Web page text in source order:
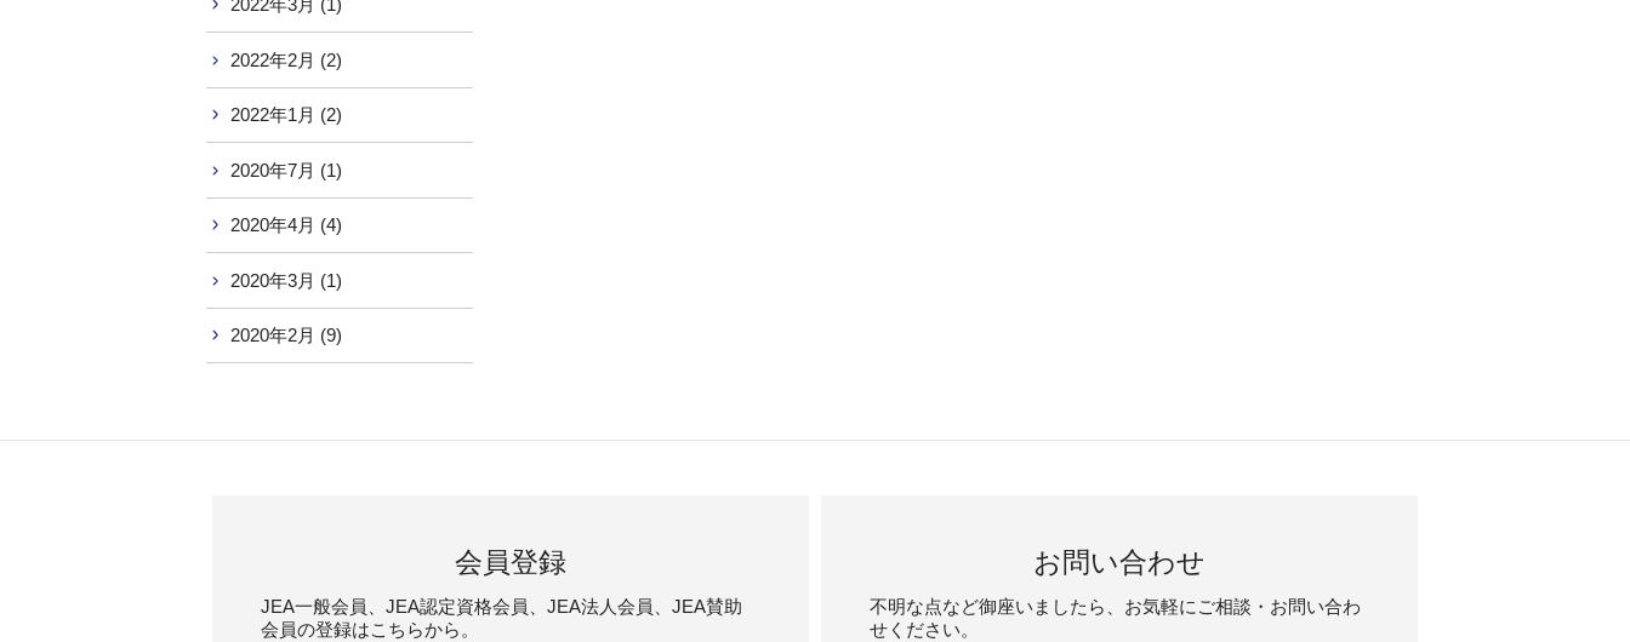
2022年3月 (1)
2022年2月 (2)
2022年1月 (2)
2020年7月 (1)
2020年4月 (4)
2020年3月 (1)
2020年2月 (9)
会員登録
JEA一般会員、JEA認定資格会員、JEA法人会員、JEA賛助
会員の登録はこちらから。
お問い合わせ
不明な点など御座いましたら、お気軽にご相談・お問い合わ
せください。